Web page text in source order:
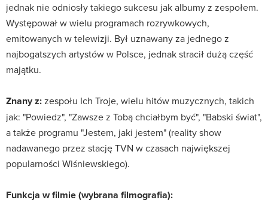
jednak nie odniosły takiego sukcesu jak albumy z zespołem.
Występował w wielu programach rozrywkowych,
emitowanych w telewizji. Był uznawany za jednego z
najbogatszych artystów w Polsce, jednak stracił dużą część
majątku.
Znany z:zespołu Ich Troje, wielu hitów muzycznych, takich
jak: "Powiedz", "Zawsze z Tobą chciałbym być", "Babski świat",
a także programu "Jestem, jaki jestem" (reality show
nadawanego przez stację TVN w czasach największej
popularności Wiśniewskiego).
Funkcja w filmie (wybrana filmografia):